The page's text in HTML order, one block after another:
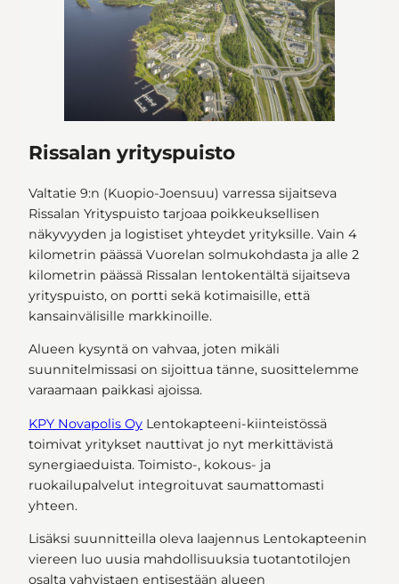
Rissalan yrityspuisto
Valtatie 9:n (Kuopio-Joensuu) varressa sijaitseva
Rissalan Yrityspuisto tarjoaa poikkeuksellisen
näkyvyyden ja logistiset yhteydet yrityksille. Vain 4
kilometrin päässä Vuorelan solmukohdasta ja alle 2
kilometrin päässä Rissalan lentokentältä sijaitseva
yrityspuisto, on portti sekä kotimaisille, että
kansainvälisille markkinoille.
Alueen kysyntä on vahvaa, joten mikäli
suunnitelmissasi on sijoittua tänne, suosittelemme
varaamaan paikkasi ajoissa.
KPY Novapolis Oy Lentokapteeni-kiinteistössä
toimivat yritykset nauttivat jo nyt merkittävistä
synergiaeduista. Toimisto-, kokous- ja
ruokailupalvelut integroituvat saumattomasti
yhteen.
Lisäksi suunnitteilla oleva laajennus Lentokapteenin
viereen luo uusia mahdollisuuksia tuotantotilojen
osalta vahvistaen entisestään alueen